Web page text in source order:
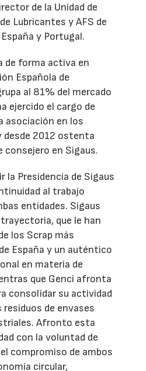
de la Unidad de
Lubricantes y AFS de
y Portugal.
de forma activa en
Española de
al 81% del mercado
ejercido el cargo de
asociación en los
desde 2012 ostenta
consejero en Sigaus.
la Presidencia de Sigaus
al trabajo
entidades. Sigaus
que le han
los Scrap más
España y un auténtico
en materia de
que Genci afronta
consolidar su actividad
de envases
Afronto esta
con la voluntad de
compromiso de ambos
circular,